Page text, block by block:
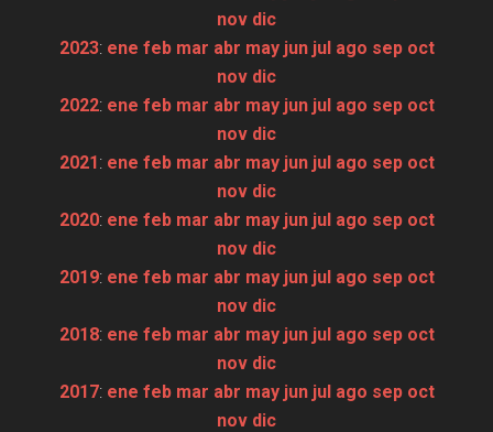
nov dic
2023: ene feb mar abr may jun jul ago sep oct
nov dic
2022: ene feb mar abr may jun jul ago sep oct
nov dic
2021: ene feb mar abr may jun jul ago sep oct
nov dic
2020: ene feb mar abr may jun jul ago sep oct
nov dic
2019: ene feb mar abr may jun jul ago sep oct
nov dic
2018: ene feb mar abr may jun jul ago sep oct
nov dic
2017: ene feb mar abr may jun jul ago sep oct
nov dic